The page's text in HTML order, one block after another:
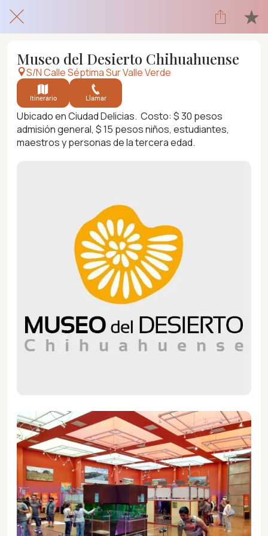
Museo del Desierto Chihuahuense
S/N Calle Séptima Sur Valle Verde
Itinerario Llamar
Ubicado en Ciudad Delicias. Costo: $ 30 pesos
admisión general, $ 15 pesos niños, estudiantes,
maestros y personas de la tercera edad.